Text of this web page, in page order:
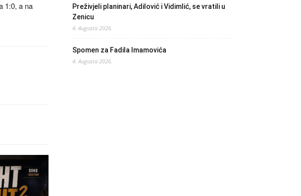
1:0, a na
Preživjeli planinari, Adilović i Vidimlić, se vratili u
Zenicu
4. Augusta 2026.
Spomen za Fadila Imamovića
4. Augusta 2026.